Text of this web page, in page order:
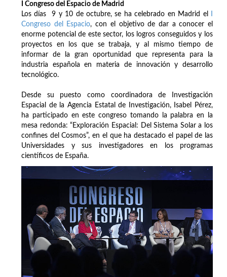
I Congreso del Espacio de Madrid
Los días 9 y 10 de octubre, se ha celebrado en Madrid el
Congreso del Espacio, con el objetivo de dar a conocer el
enorme potencial de este sector, los logros conseguidos y los
proyectos en los que se trabaja, y al mismo tiempo de
informar de la gran oportunidad que representa para la
industria española en materia de innovación y desarrollo
tecnológico.
Desde su puesto como coordinadora de Investigación
Espacial de la Agencia Estatal de Investigación, Isabel Pérez,
ha participado en este congreso tomando la palabra en la
mesa redonda: “Exploración Espacial: Del Sistema Solar a los
confines del Cosmos”, en el que ha destacado el papel de las
Universidades y sus investigadores en los programas
científicos de España.